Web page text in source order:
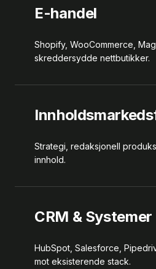
E-handel
Shopify, WooCommerce,
skreddersydde nettbutikker.
Strategi, redaksjonell
innhold.
CRM & Systemer
HubSpot, Salesforce,
mot eksisterende stack.